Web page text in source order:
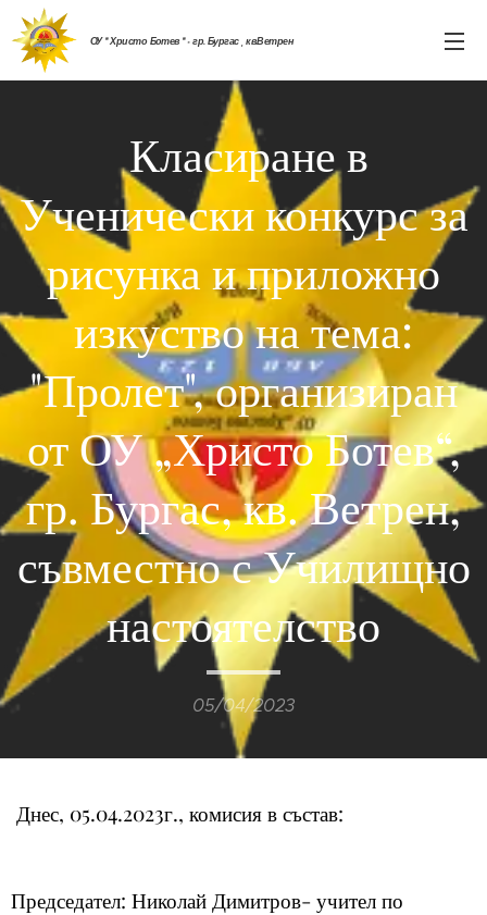
ОУ " Христо Ботев " - гр. Бургас , кв.Ветрен
Класиране в
Ученически конкурс за
рисунка и приложно
изкуство на тема:
"Пролет", организиран
от ОУ „Христо Ботев“,
гр. Бургас, кв. Ветрен,
съвместно с Училищно
настоятелство
05/04/2023
Днес, 05.04.2023г., комисия в състав:
Председател: Николай Димитров- учител по